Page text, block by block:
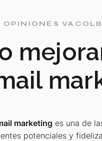
OPINIONES
marketing es una de
potenciales y